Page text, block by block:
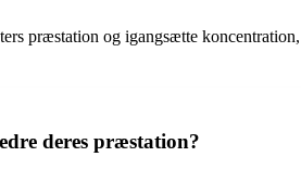
præstation og igangsætte
deres præstation?